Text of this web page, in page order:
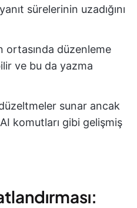
sürelerinin uzadığını
ortasında düzenleme
ve bu da yazma
sunar ancak
AI komutları gibi gelişmiş